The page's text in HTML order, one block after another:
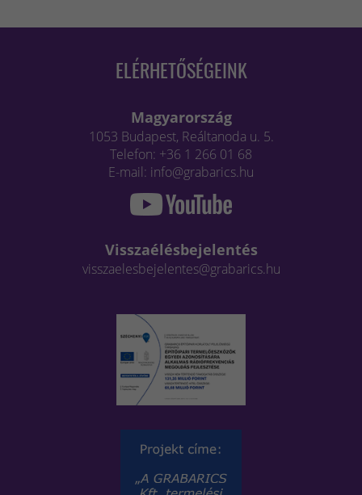
ELÉRHETŐSÉGEINK
Magyarország
1053 Budapest, Reáltanoda u. 5.
Telefon: +36 1 266 01 68
E-mail: info@grabarics.hu
Visszaélésbejelentés
visszaelesbejelentes@grabarics.hu